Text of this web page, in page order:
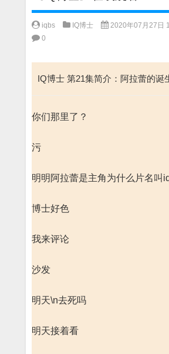
iqbs IQ博士 2020年07月27日
0
IQ博士 第21集简介：阿拉蕾的诞
你们那里了？
污
明明阿拉蕾是主角为什么片名叫
博士好色
我来评论
沙发
明天\n去死吗
明天接着看